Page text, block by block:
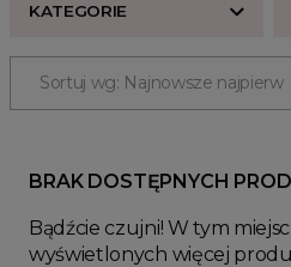
KATEGORIE
Loafersy Damskie
Mokasyny na koturnie
Mokasyny na Platformie
Sortuj wg: Najnowsze najpierw
BRAK DOSTĘPNYCH
Bądźcie czujni! W tym
wyświetlonych więcej